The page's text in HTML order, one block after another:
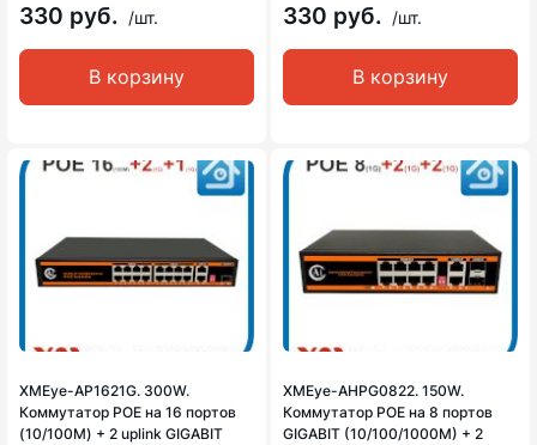
330 руб. /шт.
В корзину
330 руб. /шт.
В корзину
XMEye-AP1621G. 300W.
Коммутатор POE на 16 портов
(10/100M) + 2 uplink GIGABIT
XMEye-AHPG0822. 150W.
Коммутатор POE на 8 портов
GIGABIT (10/100/1000M) + 2